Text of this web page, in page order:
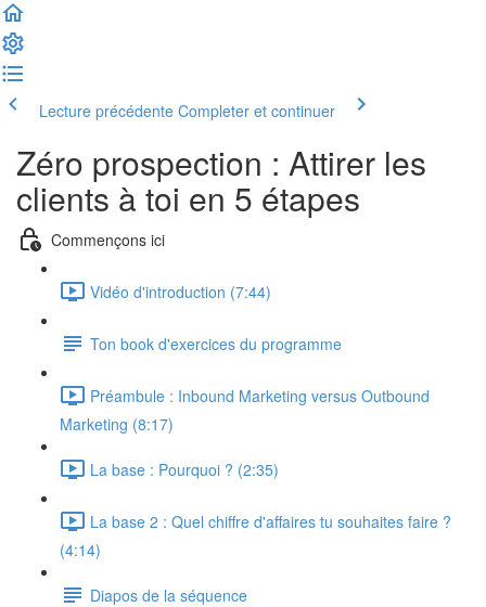
Lecture précédente Completer et continuer
Zéro prospection : Attirer les
clients à toi en 5 étapes
Commençons ici
Vidéo d'introduction (7:44)
Ton book d'exercices du programme
Préambule : Inbound Marketing versus Outbound
Marketing (8:17)
La base : Pourquoi ? (2:35)
La base 2 : Quel chiffre d'affaires tu souhaites faire ?
(4:14)
Diapos de la séquence